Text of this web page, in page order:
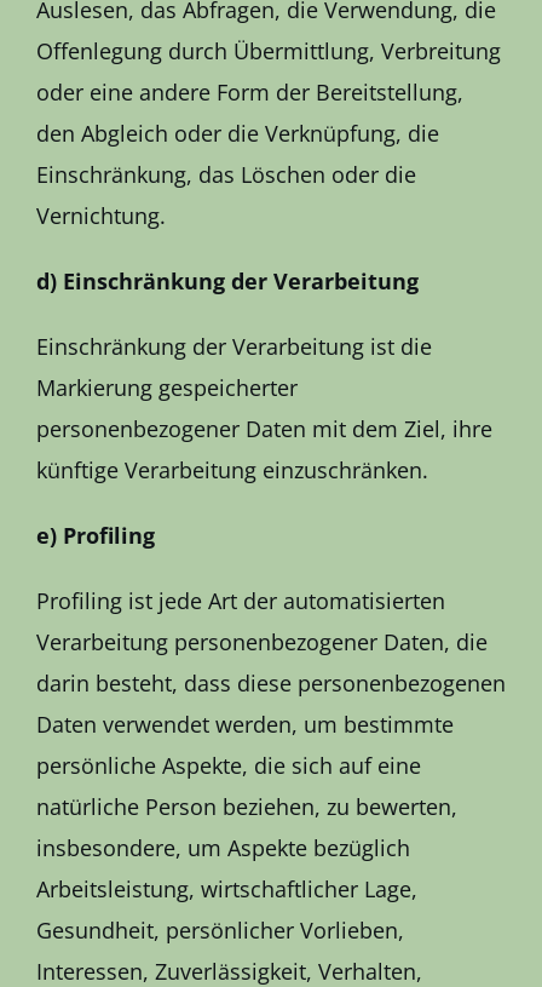
Auslesen, das Abfragen, die Verwendung, die
Offenlegung durch Übermittlung, Verbreitung
oder eine andere Form der Bereitstellung,
den Abgleich oder die Verknüpfung, die
Einschränkung, das Löschen oder die
Vernichtung.
d) Einschränkung der Verarbeitung
Einschränkung der Verarbeitung ist die
Markierung gespeicherter
personenbezogener Daten mit dem Ziel, ihre
künftige Verarbeitung einzuschränken.
e) Profiling
Profiling ist jede Art der automatisierten
Verarbeitung personenbezogener Daten, die
darin besteht, dass diese personenbezogenen
Daten verwendet werden, um bestimmte
persönliche Aspekte, die sich auf eine
natürliche Person beziehen, zu bewerten,
insbesondere, um Aspekte bezüglich
Arbeitsleistung, wirtschaftlicher Lage,
Gesundheit, persönlicher Vorlieben,
Interessen, Zuverlässigkeit, Verhalten,